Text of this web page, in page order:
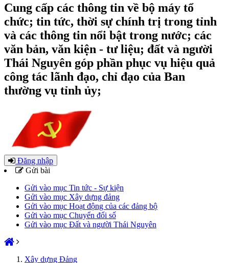
Cung cấp các thông tin về bộ máy tổ
chức; tin tức, thời sự chính trị trong tỉnh
và các thông tin nổi bật trong nước; các
văn bản, văn kiện - tư liệu; đất và người
Thái Nguyên góp phần phục vụ hiệu quả
công tác lãnh đạo, chỉ đạo của Ban
thường vụ tỉnh ủy;
Đăng nhập
Gửi bài
Gửi vào mục Tin tức - Sự kiện
Gửi vào mục Xây dựng đảng
Gửi vào mục Hoạt động của các đảng bộ
Gửi vào mục Chuyển đổi số
Gửi vào mục Đất và người Thái Nguyên
Xây dựng Đảng